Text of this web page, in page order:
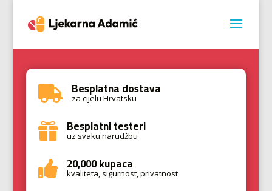
 Besplatna dostava
za cijelu Hrvatsku
 Besplatni testeri
uz svaku narudžbu
 20,000 kupaca
kvaliteta, sigurnost, privatnost